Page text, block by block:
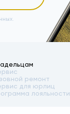
ремонт
для юрлиц
лояльности